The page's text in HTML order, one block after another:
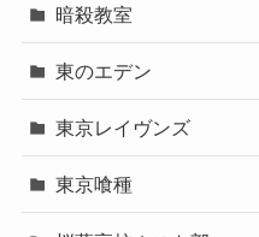
暗殺教室
東のエデン
東京レイヴンズ
東京喰種